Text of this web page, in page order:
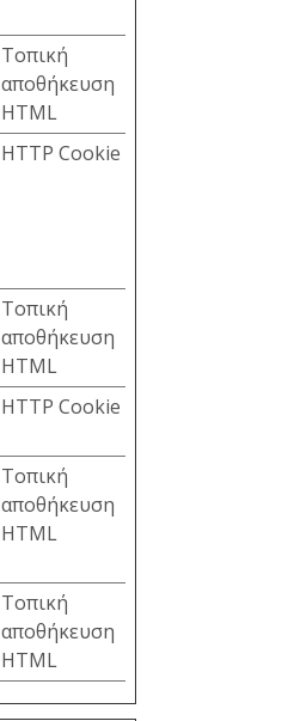
Τοπική
αποθήκευση
HTML
HTTP Cookie
Τοπική
αποθήκευση
HTML
HTTP Cookie
Τοπική
αποθήκευση
HTML
Τοπική
αποθήκευση
HTML